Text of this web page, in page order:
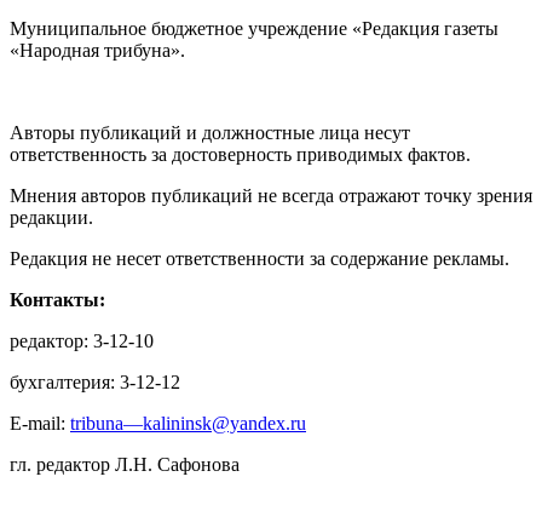
Муниципальное бюджетное учреждение «Редакция газеты
«Народная трибуна».
Авторы публикаций и должностные лица несут
ответственность за достоверность приводимых фактов.
Мнения авторов публикаций не всегда отражают точку зрения
редакции.
Редакция не несет ответственности за содержание рекламы.
Контакты:
редактор: 3-12-10
бухгалтерия: 3-12-12
E-mail: tribuna—kalininsk@yandex.ru
гл. редактор Л.Н. Сафонова